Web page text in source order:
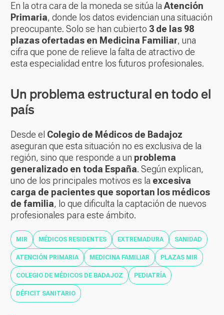
En la otra cara de la moneda se sitúa la Atención
Primaria, donde los datos evidencian una situación
preocupante. Solo se han cubierto 3 de las 98
plazas ofertadas en Medicina Familiar, una
cifra que pone de relieve la falta de atractivo de
esta especialidad entre los futuros profesionales.
Un problema estructural en todo el
país
Desde el Colegio de Médicos de Badajoz
aseguran que esta situación no es exclusiva de la
región, sino que responde a un problema
generalizado en toda España. Según explican,
uno de los principales motivos es la excesiva
carga de pacientes que soportan los médicos
de familia, lo que dificulta la captación de nuevos
profesionales para este ámbito.
MIR MÉDICOS RESIDENTES EXTREMADURA SANIDAD
ATENCIÓN PRIMARIA MEDICINA FAMILIAR PLAZAS MIR
COLEGIO DE MÉDICOS DE BADAJOZ PEDIATRÍA
DÉFICIT SANITARIO